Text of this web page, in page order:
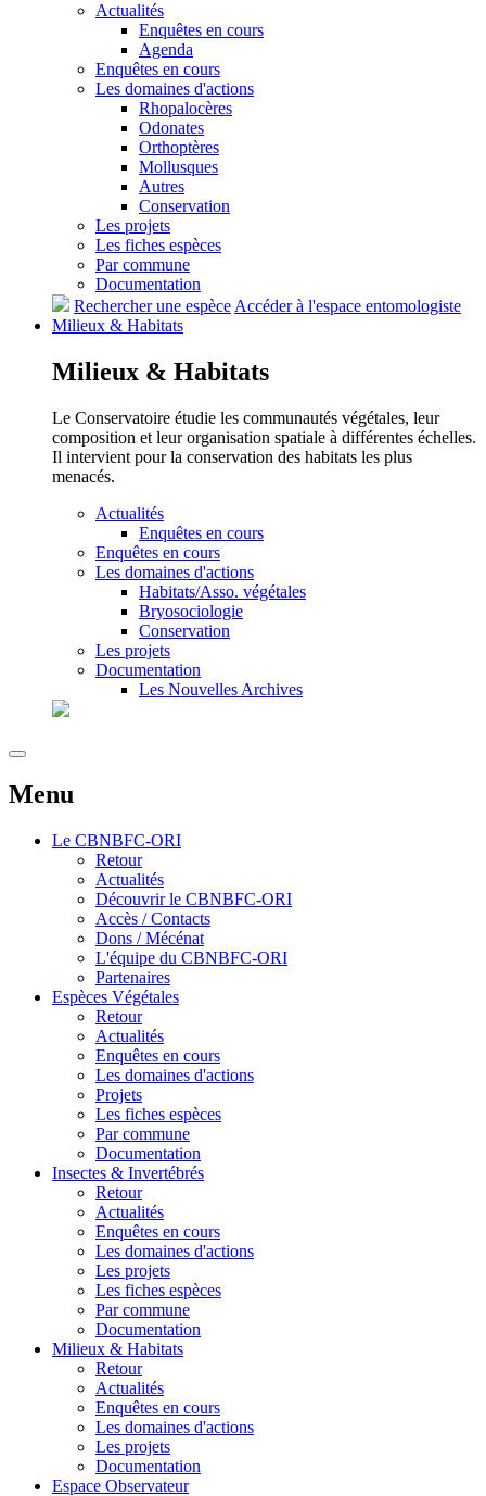
Actualités
Enquêtes en cours
Agenda
Enquêtes en cours
Les domaines d'actions
Rhopalocères
Odonates
Orthoptères
Mollusques
Autres
Conservation
Les projets
Les fiches espèces
Par commune
Documentation
Rechercher une espèce Accéder à l'espace entomologiste
Milieux & Habitats
Milieux & Habitats
Le Conservatoire étudie les communautés végétales, leur
composition et leur organisation spatiale à différentes échelles.
Il intervient pour la conservation des habitats les plus
menacés.
Actualités
Enquêtes en cours
Enquêtes en cours
Les domaines d'actions
Habitats/Asso. végétales
Bryosociologie
Conservation
Les projets
Documentation
Les Nouvelles Archives
Menu
Le CBNBFC-ORI
Retour
Actualités
Découvrir le CBNBFC-ORI
Accès / Contacts
Dons / Mécénat
L'équipe du CBNBFC-ORI
Partenaires
Espèces Végétales
Retour
Actualités
Enquêtes en cours
Les domaines d'actions
Projets
Les fiches espèces
Par commune
Documentation
Insectes & Invertébrés
Retour
Actualités
Enquêtes en cours
Les domaines d'actions
Les projets
Les fiches espèces
Par commune
Documentation
Milieux & Habitats
Retour
Actualités
Enquêtes en cours
Les domaines d'actions
Les projets
Documentation
Espace Observateur